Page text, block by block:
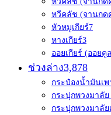
หวีคลัช (จานก
หัวหมูเกียร์7
หางเกียร์3
ออยเกียร์ (ออยคู
ช่วงล่าง3,878
กระป๋องน้ำมันเพ
กระปุกพวงมาลั
กระปุกพวงมาลัย